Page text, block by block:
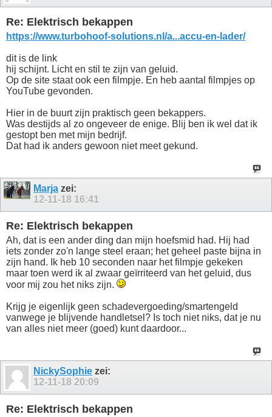
Re: Elektrisch bekappen
https://www.turbohoof-solutions.nl/a...accu-en-lader/
dit is de link
hij schijnt. Licht en stil te zijn van geluid.
Op de site staat ook een filmpje. En heb aantal filmpjes op
YouTube gevonden.
Hier in de buurt zijn praktisch geen bekappers.
Was destijds al zo ongeveer de enige. Blij ben ik wel dat ik
gestopt ben met mijn bedrijf.
Dat had ik anders gewoon niet meet gekund.
Marja zei:
12-11-18 16:41
Re: Elektrisch bekappen
Ah, dat is een ander ding dan mijn hoefsmid had. Hij had
iets zonder zo'n lange steel eraan; het geheel paste bijna in
zijn hand. Ik heb 10 seconden naar het filmpje gekeken
maar toen werd ik al zwaar geïrriteerd van het geluid, dus
voor mij zou het niks zijn.
Krijg je eigenlijk geen schadevergoeding/smartengeld
vanwege je blijvende handletsel? Is toch niet niks, dat je nu
van alles niet meer (goed) kunt daardoor...
NickySophie zei:
12-11-18 20:09
Re: Elektrisch bekappen